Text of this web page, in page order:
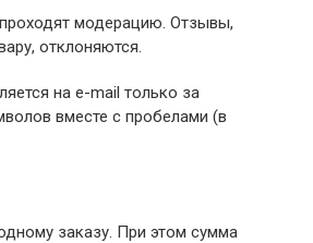
модерацию. Отзывы,
отклоняются.
на e-mail только за
вместе с пробелами (в
заказу. При этом сумма